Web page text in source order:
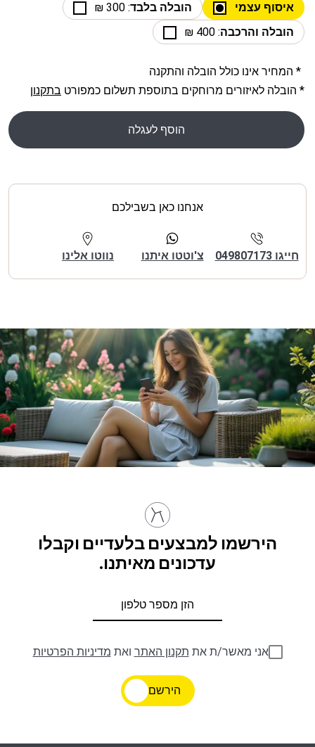
איסוף עצמי הובלה בלבד: 300 ₪
הובלה והרכבה: 400 ₪
* המחיר אינו כולל הובלה והתקנה
* הובלה לאיזורים מרוחקים בתוספת תשלום כמפורט בתקנון
הוסף לעגלה
אנחנו כאן בשבילכם
חייגו 049807173 צ'וטטו איתנו נווטו אלינו
הירשמו למבצעים בלעדיים וקבלו
עדכונים מאיתנו.
אני מאשר/ת את תקנון האתר ואת מדיניות הפרטיות
הירשם